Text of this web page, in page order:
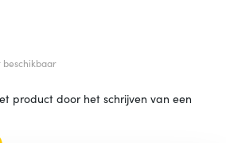
product door het schrijven van een